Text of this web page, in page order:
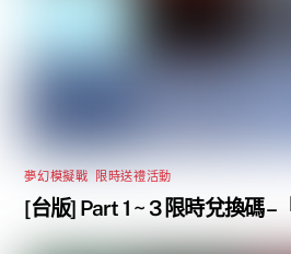
夢幻模擬戰 限時送禮活動
[台版] Part 1 ~ 3 限時兌換碼 –